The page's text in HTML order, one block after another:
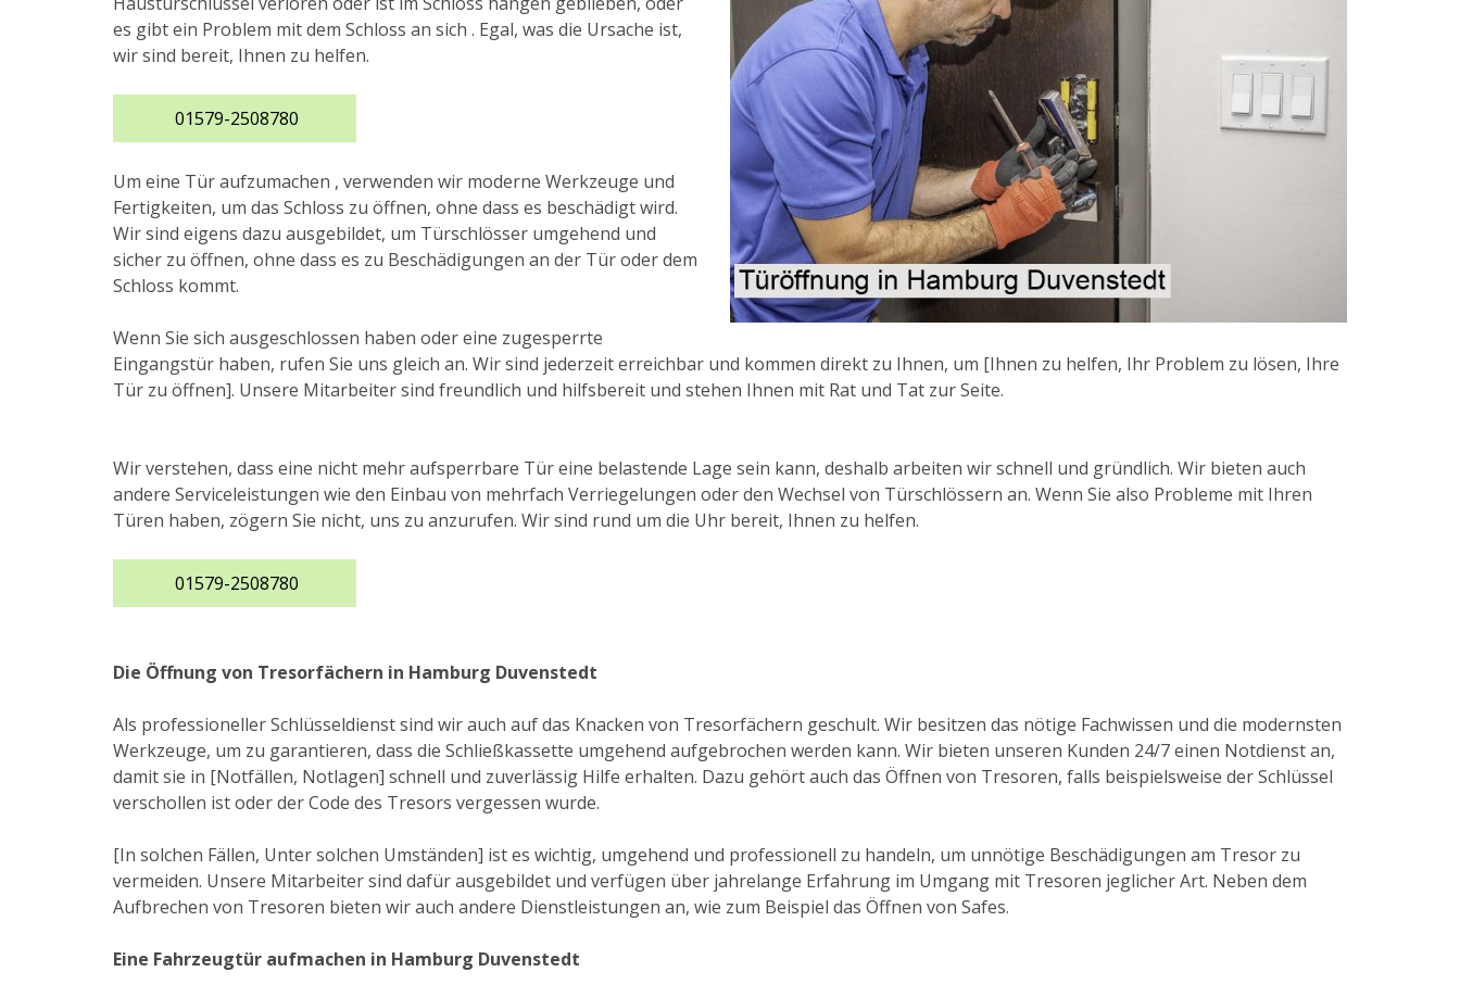
es gibt ein Problem mit dem Schloss an sich . Egal, was die Ursache ist,
wir sind bereit, Ihnen zu helfen.
01579-2508780
Um eine Tür aufzumachen , verwenden wir moderne Werkzeuge und
Fertigkeiten, um das Schloss zu öffnen, ohne dass es beschädigt wird.
Wir sind eigens dazu ausgebildet, um Türschlösser umgehend und
sicher zu öffnen, ohne dass es zu Beschädigungen an der Tür oder dem
Schloss kommt.
Wenn Sie sich ausgeschlossen haben oder eine zugesperrte
Eingangstür haben, rufen Sie uns gleich an. Wir sind jederzeit erreichbar und kommen direkt zu Ihnen, um [Ihnen zu helfen, Ihr Problem zu lösen, Ihre
Tür zu öffnen]. Unsere Mitarbeiter sind freundlich und hilfsbereit und stehen Ihnen mit Rat und Tat zur Seite.
Wir verstehen, dass eine nicht mehr aufsperrbare Tür eine belastende Lage sein kann, deshalb arbeiten wir schnell und gründlich. Wir bieten auch
andere Serviceleistungen wie den Einbau von mehrfach Verriegelungen oder den Wechsel von Türschlössern an. Wenn Sie also Probleme mit Ihren
Türen haben, zögern Sie nicht, uns zu anzurufen. Wir sind rund um die Uhr bereit, Ihnen zu helfen.
01579-2508780
Die Öffnung von Tresorfächern in Hamburg Duvenstedt
Als professioneller Schlüsseldienst sind wir auch auf das Knacken von Tresorfächern geschult. Wir besitzen das nötige Fachwissen und die modernsten
Werkzeuge, um zu garantieren, dass die Schließkassette umgehend aufgebrochen werden kann. Wir bieten unseren Kunden 24/7 einen Notdienst an,
damit sie in [Notfällen, Notlagen] schnell und zuverlässig Hilfe erhalten. Dazu gehört auch das Öffnen von Tresoren, falls beispielsweise der Schlüssel
verschollen ist oder der Code des Tresors vergessen wurde.
[In solchen Fällen, Unter solchen Umständen] ist es wichtig, umgehend und professionell zu handeln, um unnötige Beschädigungen am Tresor zu
vermeiden. Unsere Mitarbeiter sind dafür ausgebildet und verfügen über jahrelange Erfahrung im Umgang mit Tresoren jeglicher Art. Neben dem
Aufbrechen von Tresoren bieten wir auch andere Dienstleistungen an, wie zum Beispiel das Öffnen von Safes.
Eine Fahrzeugtür aufmachen in Hamburg Duvenstedt